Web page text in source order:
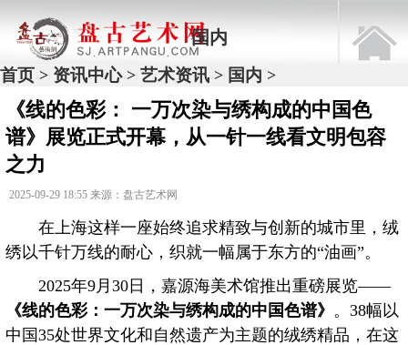
国内
首页 > 资讯中心> 艺术资讯 > 国内 >
《线的色彩： 一万次染与绣构成的中国色
谱》展览正式开幕，从一针一线看文明包容
之力
2025-09-29 18:55 来源：盘古艺术网
在上海这样一座始终追求精致与创新的城市里，绒
绣以千针万线的耐心，织就一幅属于东方的“油画”。
2025年9月30日，嘉源海美术馆推出重磅展览——
《线的色彩：一万次染与绣构成的中国色谱》 。38幅以
中国35处世界文化和自然遗产为主题的绒绣精品，在这